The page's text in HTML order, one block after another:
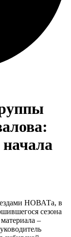
НОВАТа, в
сезона
‒